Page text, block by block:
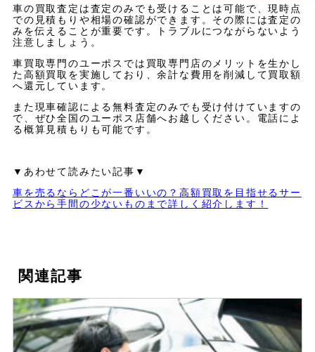
車の買取査定は査定のみでも受けることは可能で、現時点
での見積もりや相場の確認ができます。その際には査定の
みを伝えることが重要です。トラブルにつながらないよう
注意しましょう。
車買取専門のユーポスでは買取専門店のメリットを生かし
た高額買取を実施しており、余計な費用を削減して買取額
へ還元しています。
また現車確認による無料査定のみでも受け付けていますの
で、ぜひ全国のユーポス店舗へお越しください。電話によ
る概算見積もりも可能です。
▼あわせて読みたい記事▼
車を売るならどこが一番いいの？高額買取を目指せるサー
ビスから手間の少ないものまで詳しく紹介します！
関連記事